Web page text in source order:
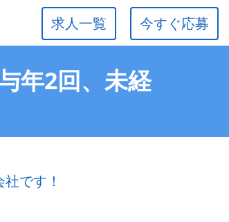
今すぐ応募
求人一覧
年2回、未経
です！